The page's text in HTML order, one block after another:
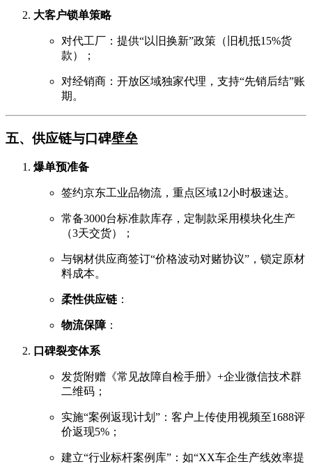
大客户锁单策略
对代工厂：提供“以旧换新”政策（旧机抵15%货
款）；
对经销商：开放区域独家代理，支持“先销后结”账
期。
五、供应链与口碑壁垒
爆单预准备
签约京东工业品物流，重点区域12小时极速达。
常备3000台标准款库存，定制款采用模块化生产
（3天交货）；
与钢材供应商签订“价格波动对赌协议”，锁定原材
料成本。
柔性供应链 ：
物流保障：
口碑裂变体系
发货附赠《常见故障自检手册》+企业微信技术群
二维码；
实施“案例返现计划”：客户上传使用视频至1688评
价返现5%；
建立“行业标杆案例库”：如“XX车企生产线效率提